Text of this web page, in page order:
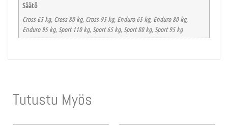
Säätö
Cross 65 kg, Cross 80 kg, Cross 95 kg, Enduro 65 kg, Enduro 80 kg,
Enduro 95 kg, Sport 110 kg, Sport 65 kg, Sport 80 kg, Sport 95 kg
Tutustu Myös